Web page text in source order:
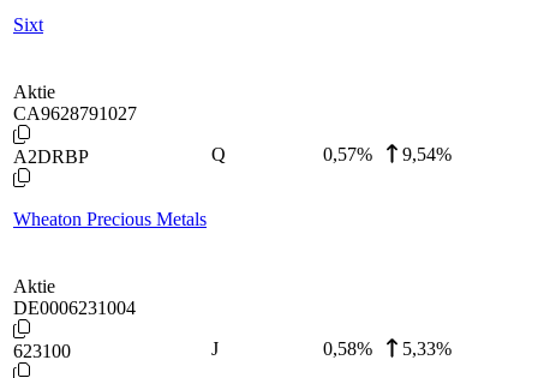
Sixt
Aktie
CA9628791027
A2DRBP
Wheaton Precious Metals
Q 0,57% 9,54%
Aktie
DE0006231004
623100 J 0,58% 5,33%